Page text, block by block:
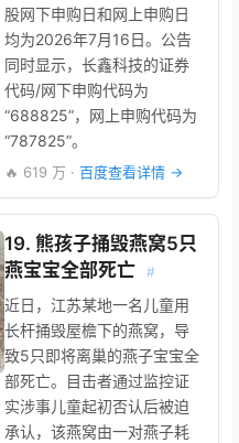
股网下申购日和网上申购日
均为2026年7月16日。公告
同时显示，长鑫科技的证券
代码/网下申购代码为
“688825”，网上申购代码为
“787825”。
🔥 619 万 · 百度查看详情 →
19. 熊孩子捅毁燕窝5只
燕宝宝全部死亡
#
近日，江苏某地一名儿童用
长杆捅毁屋檐下的燕窝，导
致5只即将离巢的燕子宝宝全
部死亡。目击者通过监控证
实涉事儿童起初否认后被迫
承认，该燕窝由一对燕子耗